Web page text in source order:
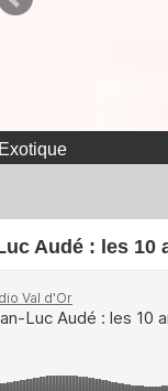
Exotique
Audé : les